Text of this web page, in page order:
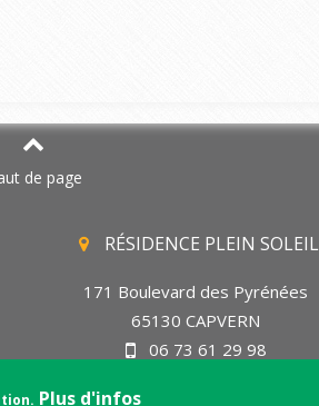
de page
RÉSIDENCE PLEIN SOLEIL
171 Boulevard des Pyrénées
65130 CAPVERN
06 73 61 29 98
Plus d'infos